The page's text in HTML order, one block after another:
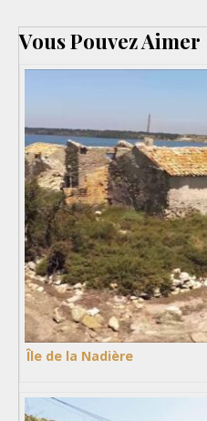
Vous Pouvez Aimer
Île de la Nadière